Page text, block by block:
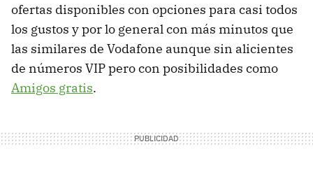
ofertas disponibles con opciones para casi todos
los gustos y por lo general con más minutos que
las similares de Vodafone aunque sin alicientes
de números VIPpero con posibilidades como
Amigos gratis.